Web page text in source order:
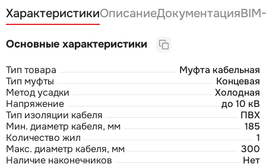
ХарактеристикиОписаниеДокументация
Основные характеристики
Тип товара
Муфта кабельная
Тип муфты
Концевая
Метод усадки
Холодная
Напряжение
до 10 кВ
Тип изоляции кабеля
ПВХ
Мин. диаметр кабеля, мм
185
Количество жил
1
Макс. диаметр кабеля, мм
300
Наличие наконечников
Нет